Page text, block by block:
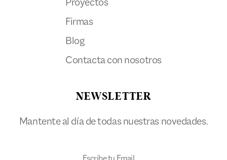
Firmas
Blog
Contacta con nosotros
NEWSLETTER
Mantente al día de todas nuestras novedades.